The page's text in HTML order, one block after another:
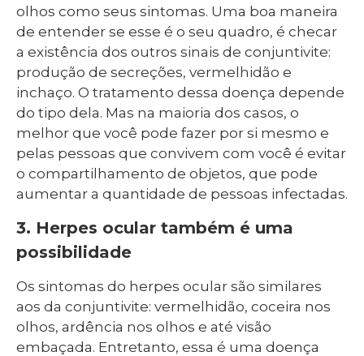
olhos como seus sintomas. Uma boa maneira
de entender se esse é o seu quadro, é checar
a existência dos outros sinais de conjuntivite:
produção de secreções, vermelhidão e
inchaço. O tratamento dessa doença depende
do tipo dela. Mas na maioria dos casos, o
melhor que você pode fazer por si mesmo e
pelas pessoas que convivem com você é evitar
o compartilhamento de objetos, que pode
aumentar a quantidade de pessoas infectadas.
3. Herpes ocular também é uma
possibilidade
Os sintomas do herpes ocular são similares
aos da conjuntivite: vermelhidão, coceira nos
olhos, ardência nos olhos e até visão
embaçada. Entretanto, essa é uma doença